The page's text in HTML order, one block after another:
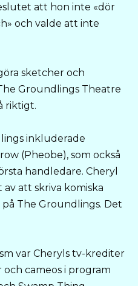
att hon inte «dör
och valde att inte
sketcher och
Groundlings Theatre
riktigt.
inkluderade
(Pheobe), som också
handledare. Cheryl
att skriva komiska
The Groundlings. Det
var Cheryls tv-krediter
cameos i program